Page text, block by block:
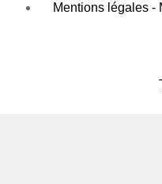
Mentions légales -